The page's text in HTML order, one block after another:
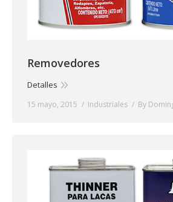
Removedores
Detalles
15 mayo, 2015 Industriales By